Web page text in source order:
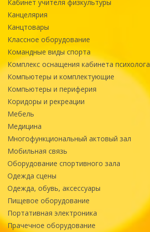
Кабинет учителя физкультуры
Канцелярия
Канцтовары
Классное оборудование
Командные виды спорта
Комплекс оснащения кабинета психолога
Компьютеры и комплектующие
Компьютеры и периферия
Коридоры и рекреации
Мебель
Медицина
Многофункциональный актовый зал
Мобильная связь
Оборудование спортивного зала
Одежда сцены
Одежда, обувь, аксессуары
Пищевое оборудование
Портативная электроника
Прачечное оборудование